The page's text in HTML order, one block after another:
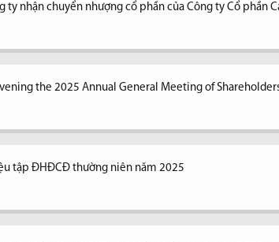
ty nhận chuyển nhượng cổ phần của Công ty Cổ phần
the 2025 Annual General Meeting of
tập ĐHĐCĐ thường niên năm 2025